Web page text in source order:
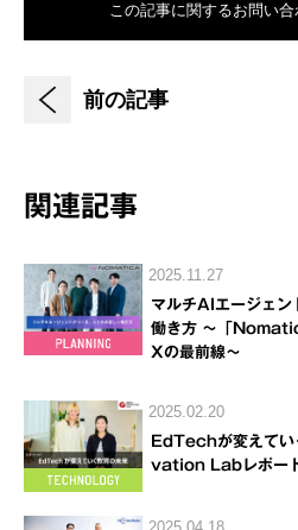
この記事に関するお問い合
前の記事
関連記事
2025.11.27
マルチAIエージェン
働き方 ～「
Xの最前線～
2025.02.20
EdTechが変えて
vation Labレポー